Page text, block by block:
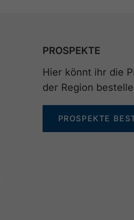
PROSPEKTE
Hier könnt ihr die
der Region
PROSPEKTE